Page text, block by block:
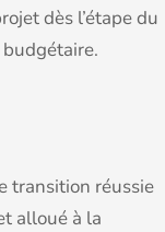
dès l’étape du
transition réussie
alloué à la